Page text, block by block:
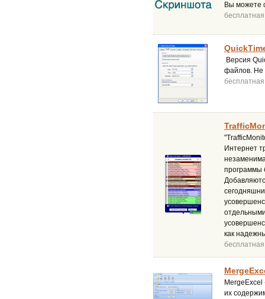
Вы можете
бесплатная
Версия
файлов. Не
бесплатная
Интернет
программы
как
бесплатная
их